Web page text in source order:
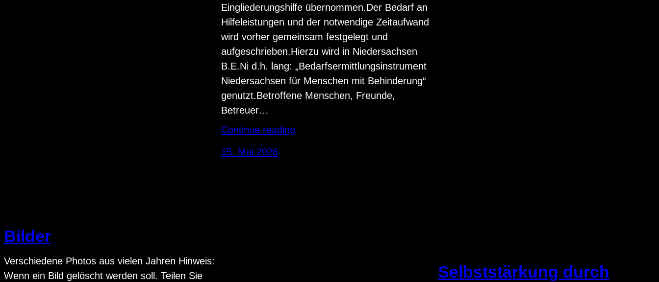
Bilder
Verschiedene Photos aus vielen Jahren Hinweis:
Wenn ein Bild gelöscht werden soll. Teilen Sie
Eingliederungshilfe übernommen.Der Bedarf an
Hilfeleistungen und der notwendige Zeitaufwand
wird vorher gemeinsam festgelegt und
aufgeschrieben.Hierzu wird in Niedersachsen
B.E.Ni d.h. lang: „Bedarfsermittlungsinstrument
Niedersachsen für Menschen mit Behinderung“
genutzt.Betroffene Menschen, Freunde,
Betreuer…
Continue reading
15. Mai 2026
Selbststärkung durch